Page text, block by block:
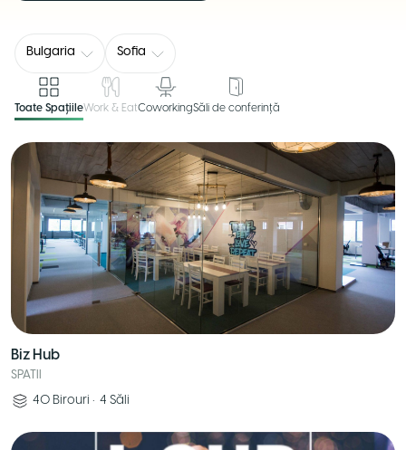
Bulgaria Sofia
Toate SpațiileWork & EatCoworkingSăli de conferință
Biz Hub
SPATII
40 Birouri • 4 Săli